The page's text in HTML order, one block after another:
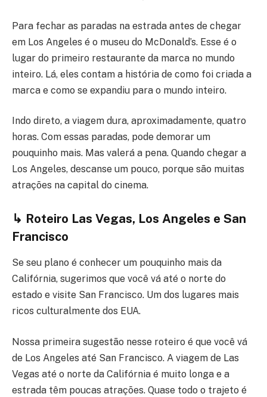
Para fechar as paradas na estrada antes de chegar
em Los Angeles é o museu do McDonald’s. Esse é o
lugar do primeiro restaurante da marca no mundo
inteiro. Lá, eles contam a história de como foi criada a
marca e como se expandiu para o mundo inteiro.
Indo direto, a viagem dura, aproximadamente, quatro
horas. Com essas paradas, pode demorar um
pouquinho mais. Mas valerá a pena. Quando chegar a
Los Angeles, descanse um pouco, porque são muitas
atrações na capital do cinema.
↳ Roteiro Las Vegas, Los Angeles e San
Francisco
Se seu plano é conhecer um pouquinho mais da
Califórnia, sugerimos que você vá até o norte do
estado e visite San Francisco. Um dos lugares mais
ricos culturalmente dos EUA.
Nossa primeira sugestão nesse roteiro é que você vá
de Los Angeles até San Francisco. A viagem de Las
Vegas até o norte da Califórnia é muito longa e a
estrada têm poucas atrações. Quase todo o trajeto é